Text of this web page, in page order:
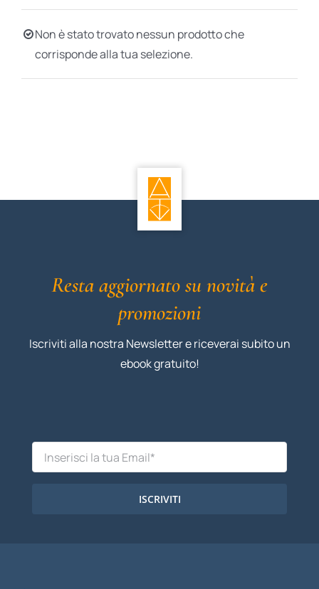
BIOGRAFIE
ATTUALITÀ
Non è stato trovato nessun prodotto che
corrisponde alla tua selezione.
Resta aggiornato su novità e
promozioni
Iscriviti alla nostra Newsletter e riceverai subito un
ebook gratuito!
ISCRIVITI